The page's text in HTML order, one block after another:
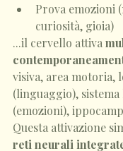
Prova emozioni
curiosità, gioia)
...il cervello attiva
visiva, area motoria,
(linguaggio),
(emozioni),
Questa attivazione
reti neurali